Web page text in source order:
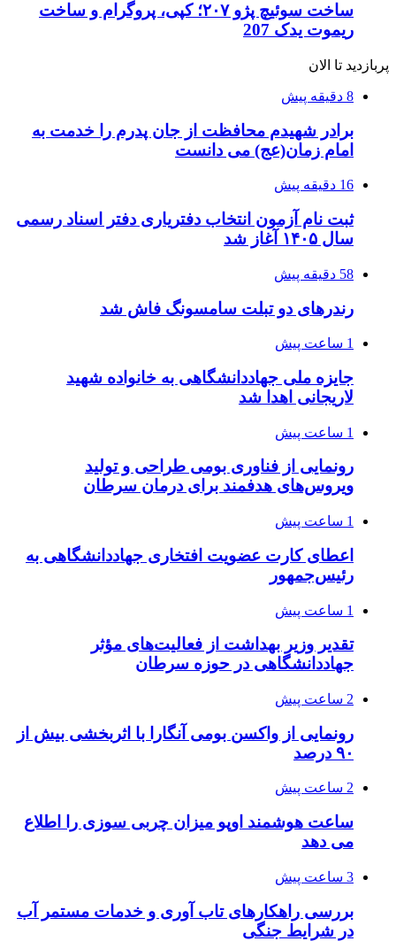
ساخت سوئیچ پژو ۲۰۷؛ کپی، پروگرام و ساخت
ریموت یدک 207
پربازدید تا الان
8 دقیقه پیش
برادر شهیدم محافظت از جان پدرم را خدمت به
امام زمان(عج) می دانست
16 دقیقه پیش
ثبت نام آزمون انتخاب دفتریاری دفتر اسناد رسمی
سال ۱۴۰۵ آغاز شد
58 دقیقه پیش
رندرهای دو تبلت سامسونگ فاش شد
1 ساعت پیش
جایزه ملی جهاددانشگاهی به خانواده شهید
لاریجانی اهدا شد
1 ساعت پیش
رونمایی از فناوری بومی طراحی و تولید
ویروس‌های هدفمند برای درمان سرطان
1 ساعت پیش
اعطای کارت عضویت افتخاری جهاددانشگاهی به
رئیس‌جمهور
1 ساعت پیش
تقدیر وزیر بهداشت از فعالیت‌های مؤثر
جهاددانشگاهی در حوزه سرطان
2 ساعت پیش
رونمایی از واکسن بومی آنگارا با اثربخشی بیش از
۹۰ درصد
2 ساعت پیش
ساعت هوشمند اوپو میزان چربی سوزی را اطلاع
می دهد
3 ساعت پیش
بررسی راهکارهای تاب آوری و خدمات مستمر آب
در شرایط جنگی